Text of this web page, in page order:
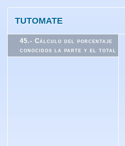
TUTOMATE
45.- Cálculo del porcentaje
conocidos la parte y el total